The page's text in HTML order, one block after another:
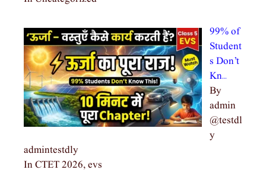
99% of
Student
s Don’t
Kn…
By
admin
@testdl
y
admintestdly
In CTET 2026, evs